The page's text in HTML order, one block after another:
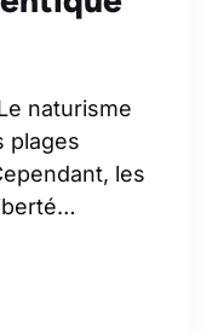
naturisme
plages
les